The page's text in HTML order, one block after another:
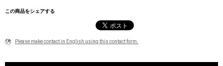
この商品をシェアする
Please make contact in English using this contact form.